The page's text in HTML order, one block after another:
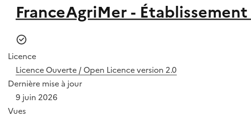
FranceAgriMer -
Licence
Licence Ouverte / Open Licence version 2.0
Dernière mise à jour
9 juin 2026
Vues